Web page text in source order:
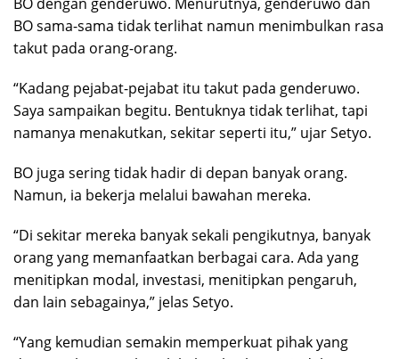
BO sama-sama tidak terlihat namun menimbulkan rasa
takut pada orang-orang.
“Kadang pejabat-pejabat itu takut pada genderuwo.
Saya sampaikan begitu. Bentuknya tidak terlihat, tapi
namanya menakutkan, sekitar seperti itu,” ujar Setyo.
BO juga sering tidak hadir di depan banyak orang.
Namun, ia bekerja melalui bawahan mereka.
“Di sekitar mereka banyak sekali pengikutnya, banyak
orang yang memanfaatkan berbagai cara. Ada yang
menitipkan modal, investasi, menitipkan pengaruh,
dan lain sebagainya,” jelas Setyo.
“Yang kemudian semakin memperkuat pihak yang